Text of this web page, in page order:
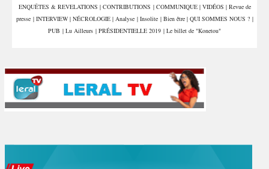
ENQUÊTES & REVELATIONS | CONTRIBUTIONS | COMMUNIQUE | VIDÉOS | Revue de
presse | INTERVIEW | NÉCROLOGIE | Analyse | Insolite | Bien être | QUI SOMMES NOUS ? |
PUB | Lu Ailleurs | PRÉSIDENTIELLE 2019 | Le billet de "Konetou"